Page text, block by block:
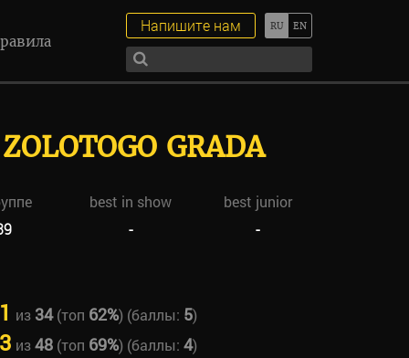
Напишите нам
GRADA
best in show
best junior
- -
из 34(топ 62%) (баллы: 5)
из48(топ 69%) (баллы: 4)